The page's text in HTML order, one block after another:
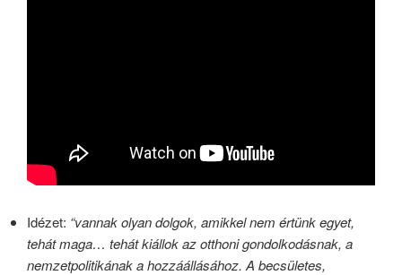
Idézet: “vannak olyan dolgok, amikkel nem értünk egyet,
tehát maga… tehát kiállok az otthoni gondolkodásnak, a
nemzetpolitikának a hozzáállásához. A becsületes,